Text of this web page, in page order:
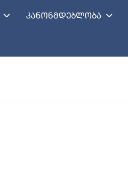
კანონმდებლობა